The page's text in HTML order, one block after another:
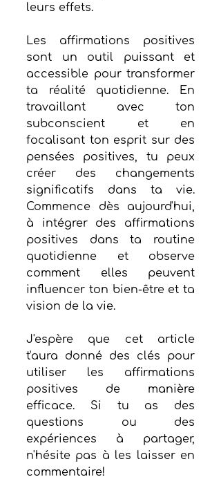
leurs effets.
Les affirmations positives
sont un outil puissant et
accessible pour transformer
ta réalité quotidienne. En
travaillant avec ton
subconscient et en
focalisant ton esprit sur des
pensées positives, tu peux
créer des changements
significatifs dans ta vie.
Commence dès aujourd'hui,
à intégrer des affirmations
positives dans ta routine
quotidienne et observe
comment elles peuvent
influencer ton bien-être et ta
vision de la vie.
J'espère que cet article
t'aura donné des clés pour
utiliser les affirmations
positives de manière
efficace. Si tu as des
questions ou des
expériences à partager,
n'hésite pas à les laisser en
commentaire!